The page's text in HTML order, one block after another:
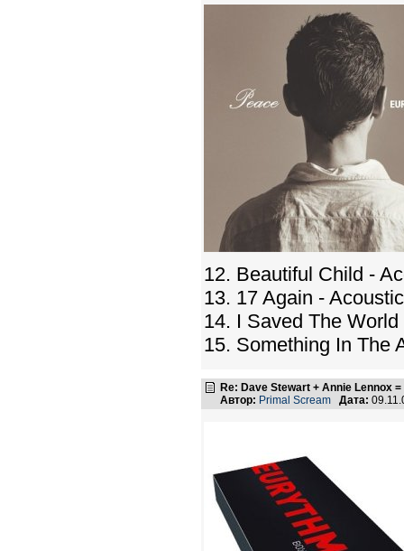
12. Beautiful Child -
13. 17 Again -
14. I Saved The
15. Something In The
Re: Dave Stewart + Annie Lennox
Автор: Primal Scream Дата: